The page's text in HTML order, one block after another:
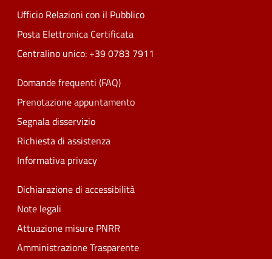
Ufficio Relazioni con il Pubblico
Posta Elettronica Certificata
Centralino unico: +39 0783 7911
Domande frequenti (FAQ)
Prenotazione appuntamento
Segnala disservizio
Richiesta di assistenza
Informativa privacy
Dichiarazione di accessibilità
Note legali
Attuazione misure PNRR
Amministrazione Trasparente